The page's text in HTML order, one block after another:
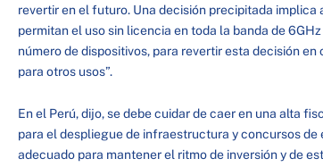
revertir en el futuro. Una decisión precipitada implica
permitan el uso sin licencia en toda la banda de
número de dispositivos, para revertir esta decisión
para otros usos”.
En el Perú, dijo, se debe cuidar de caer en una alta
para el despliegue de infraestructura y concursos
adecuado para mantener el ritmo de inversión y de